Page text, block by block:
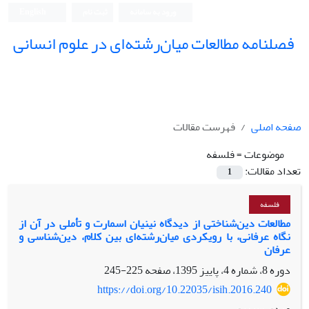
فصلنامه مطالعات میان‌رشته‌ای در علوم انسانی
صفحه اصلی
فهرست مقالات
موضوعات =فلسفه
تعداد مقالات:
1
فلسفه
مطالعات دین‌شناختی از دیدگاه نینیان اسمارت و تأملی در آن از
نگاه عرفانی، با رویکردی میان‌رشته‌ای بین کلام، دین‌شناسی و
عرفان
دوره 8، شماره 4، پاییز 1395، صفحه
225-245
https://doi.org/10.22035/isih.2016.240